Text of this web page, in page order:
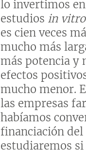
lo invertimos
estudios in vitro
es cien veces
mucho más
más potencia y
efectos
mucho menor.
las empresas
habíamos
financiación del
estudiaremos